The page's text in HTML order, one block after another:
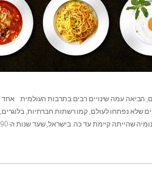
הביאה עמה שינויים רבים בתרבות העולמית. אחד
שלא נפתחו לעולם, קמו רשתות חברתיות, בלוגרים,
שפים שבאו להפיץ את הבשורה, ובעצם טרפו את כל הגסטרונומיה שהייתה קיימת עד כה. בישראל, שעד שנות ה-90